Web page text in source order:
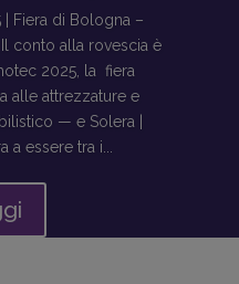
| Fiera di Bologna –
conto alla rovescia è
2025, la fiera
alle attrezzature e
— e Solera |
essere tra i...